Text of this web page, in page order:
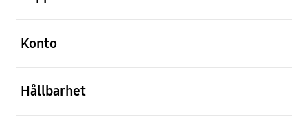
Konto
Hållbarhet